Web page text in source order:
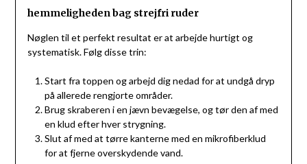
hemmeligheden bag strejfri ruder
Nøglen til et perfekt resultat er at arbejde hurtigt og
systematisk. Følg disse trin:
Start fra toppen og arbejd dig nedad for at undgå dryp
på allerede rengjorte områder.
Brug skraberen i en jævn bevægelse, og tør den af med
en klud efter hver strygning.
Slut af med at tørre kanterne med en mikrofiberklud
for at fjerne overskydende vand.